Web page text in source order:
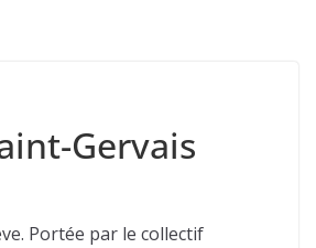
Gervais
Portée par le collectif